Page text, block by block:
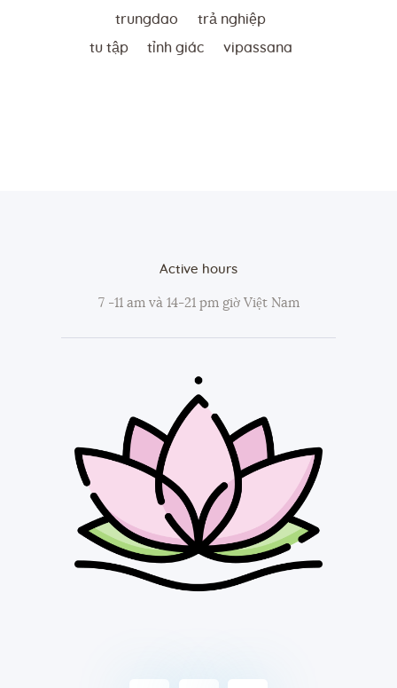
trungdao trả nghiệp
tu tập tỉnh giác vipassana
Active hours
7 -11 am và 14-21 pm giờ Việt Nam